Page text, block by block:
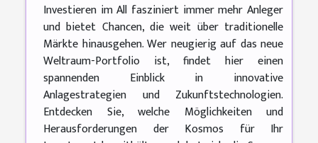
Investieren im All fasziniert immer mehr Anleger
und bietet Chancen, die weit über traditionelle
Märkte hinausgehen. Wer neugierig auf das neue
Weltraum-Portfolio ist, findet hier einen
spannenden Einblick in innovative
Anlagestrategien und Zukunftstechnologien.
Entdecken Sie, welche Möglichkeiten und
Herausforderungen der Kosmos für Ihr